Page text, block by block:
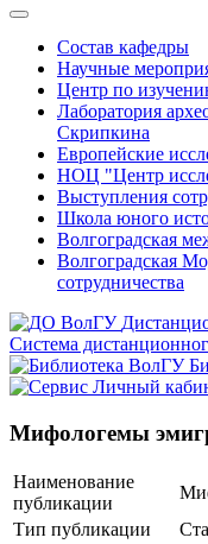
Состав кафедры
Научные
Центр по
Лаборатория
Скрипкина
Европейские
НОЦ "Центр
Выступления
Школа юного
Волгоградская
Волгоградская
сотрудничества
Система
Мифологемы
Наименование
публикации
Тип публикации